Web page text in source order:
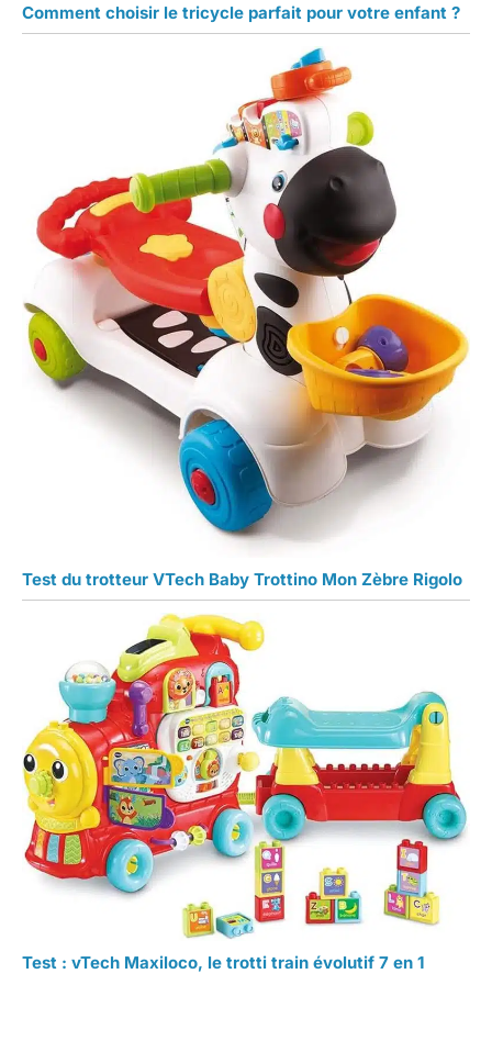
Comment choisir le tricycle parfait pour votre enfant ?
Test du trotteur VTech Baby Trottino Mon Zèbre Rigolo
Test : vTech Maxiloco, le trotti train évolutif 7 en 1